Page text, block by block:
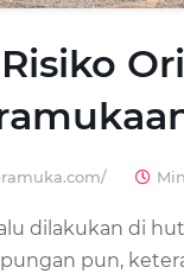
dilakukan di
pun,